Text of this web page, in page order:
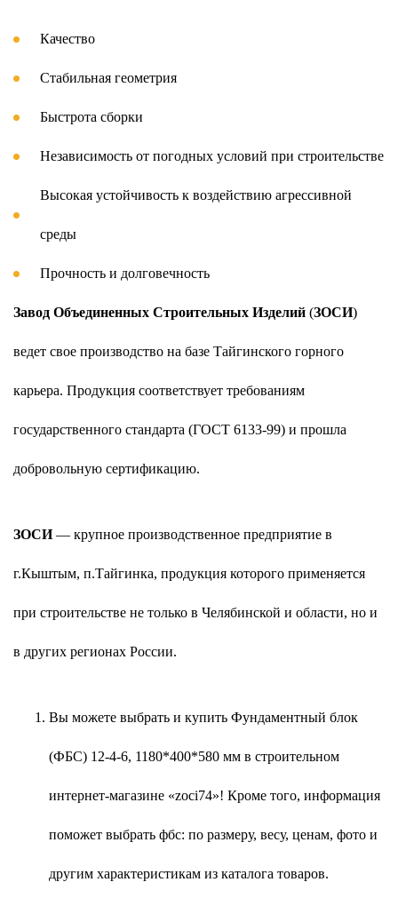
Качество
Стабильная геометрия
Быстрота сборки
Независимость от погодных условий при строительстве
Высокая устойчивость к воздействию агрессивной
среды
Прочность и долговечность
Завод Объединенных Строительных Изделий (ЗОСИ)
ведет свое производство на базе Тайгинского горного
карьера. Продукция соответствует требованиям
государственного стандарта (ГОСТ 6133-99) и прошла
добровольную сертификацию.
ЗОСИ— крупное производственное предприятие в
г.Кыштым, п.Тайгинка, продукция которого применяется
при строительстве не только в Челябинской и области, но и
в других регионах России.
Вы можете выбрать и купить Фундаментный блок
(ФБС) 12-4-6, 1180*400*580 мм в строительном
интернет-магазине «zoci74»! Кроме того, информация
поможет выбрать фбс: по размеру, весу, ценам, фото и
другим характеристикам из каталога товаров.